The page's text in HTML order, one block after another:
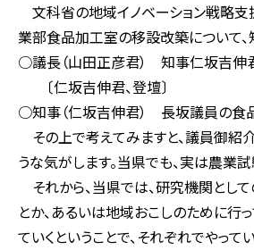
文科省の地域イノベーション戦略支
業部食品加工室の移設改築について、
○議長（山田正彦君） 知事仁坂吉伸
〔仁坂吉伸君、登壇〕
○知事（仁坂吉伸君） 長坂議員の食
その上で考えてみますと、議員御紹
うな気がします。当県でも、実は農業
それから、当県では、研究機関とし
とか、あるいは地域おこしのために行
ていくということで、それぞれでやっ